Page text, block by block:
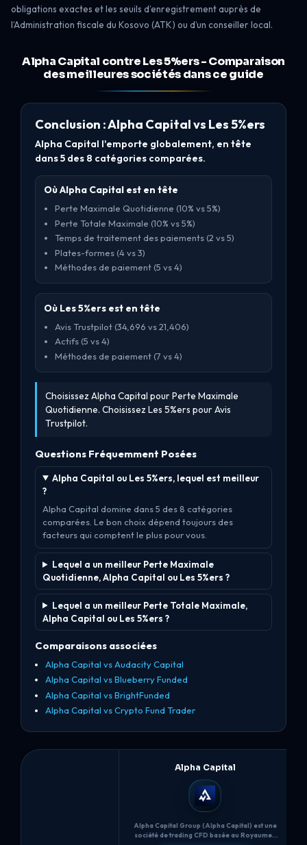
obligations exactes et les seuils d’enregistrement auprès de
l’Administration fiscale du Kosovo (ATK) ou d’un conseiller local.
Alpha Capital contre Les 5%ers - Comparaison
des meilleures sociétés dans ce guide
Conclusion : Alpha Capital vs Les 5%ers
Alpha Capital l'emporte globalement, en tête
dans 5 des 8 catégories comparées.
Où Alpha Capital est en tête
Perte Maximale Quotidienne (10% vs 5%)
Perte Totale Maximale (10% vs 5%)
Temps de traitement des paiements (2 vs 5)
Plates-formes (4 vs 3)
Méthodes de paiement (5 vs 4)
Où Les 5%ers est en tête
Avis Trustpilot (34,696 vs 21,406)
Actifs (5 vs 4)
Méthodes de paiement (7 vs 4)
Choisissez Alpha Capital pour Perte Maximale
Quotidienne. Choisissez Les 5%ers pour Avis
Trustpilot.
Questions Fréquemment Posées
Alpha Capital ou Les 5%ers, lequel est meilleur
?
Alpha Capital domine dans 5 des 8 catégories
comparées. Le bon choix dépend toujours des
facteurs qui comptent le plus pour vous.
Lequel a un meilleur Perte Maximale
Quotidienne, Alpha Capital ou Les 5%ers ?
Lequel a un meilleur Perte Totale Maximale,
Alpha Capital ou Les 5%ers ?
Comparaisons associées
Alpha Capital vs Audacity Capital
Alpha Capital vs Blueberry Funded
Alpha Capital vs BrightFunded
Alpha Capital vs Crypto Fund Trader
Alpha Capital
Alpha Capital Group (Alpha Capital) est une
société de trading CFD basée au Royaume-